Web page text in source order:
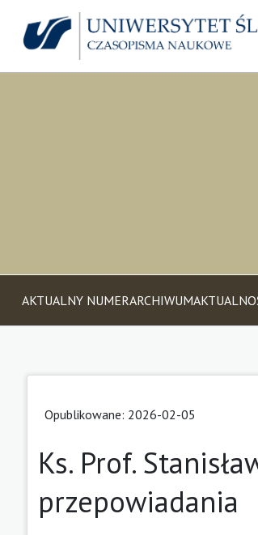
AKTUALNY NUMERARCHIWUM
Opublikowane: 2026-02-05
Ks. Prof.
przepowiadania